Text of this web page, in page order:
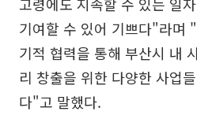
기여할 수 있어 기쁘다"라며
기적 협력을 통해 부산시 내
리 창출을 위한 다양한 사업
다"고 말했다.